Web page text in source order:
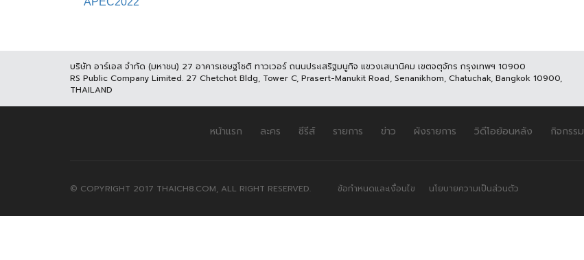
บริษัท อาร์เอส จำกัด (มหาชน) 27 อาคารเชษฐโชติ ทาวเวอร์ ถนนประเสริฐมนูกิจ แขวงเสนานิคม เขตจตุจักร กรุงเทพฯ 10900
RS Public Company Limited. 27 Chetchot Bldg, Tower C, Prasert-Manukit Road, Senanikhom, Chatuchak, Bangkok 10900,
THAILAND
หน้าแรก ละคร ซีรีส์ รายการ ข่าว ผังรายการ วิดีโอย้อนหลัง กิจกรรม
© COPYRIGHT 2017 THAICH8.COM, ALL RIGHT RESERVED. ข้อกำหนดและเงื่อนไข นโยบายความเป็นส่วนตัว